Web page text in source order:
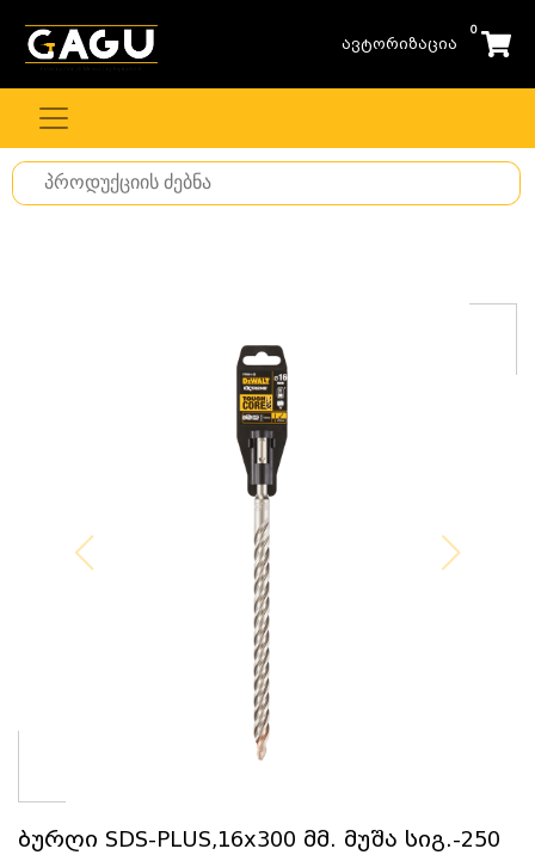
ავტორიზაცია
0
Search
for
ბურღი SDS-PLUS,16x300 მმ. მუშა სიგ.-250